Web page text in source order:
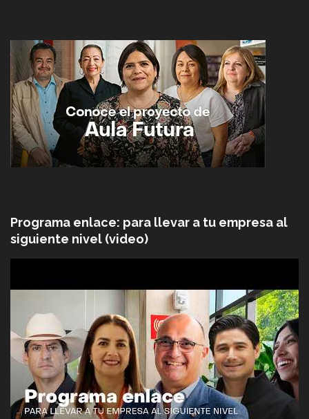
Programa enlace: para llevar a tu empresa al
siguiente nivel (video)